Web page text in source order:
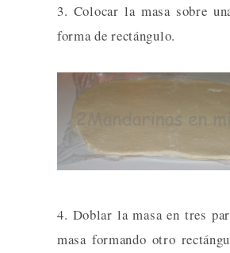
3. Colocar la masa sobre
forma de rectángulo.
4. Doblar la masa en tres
masa formando otro